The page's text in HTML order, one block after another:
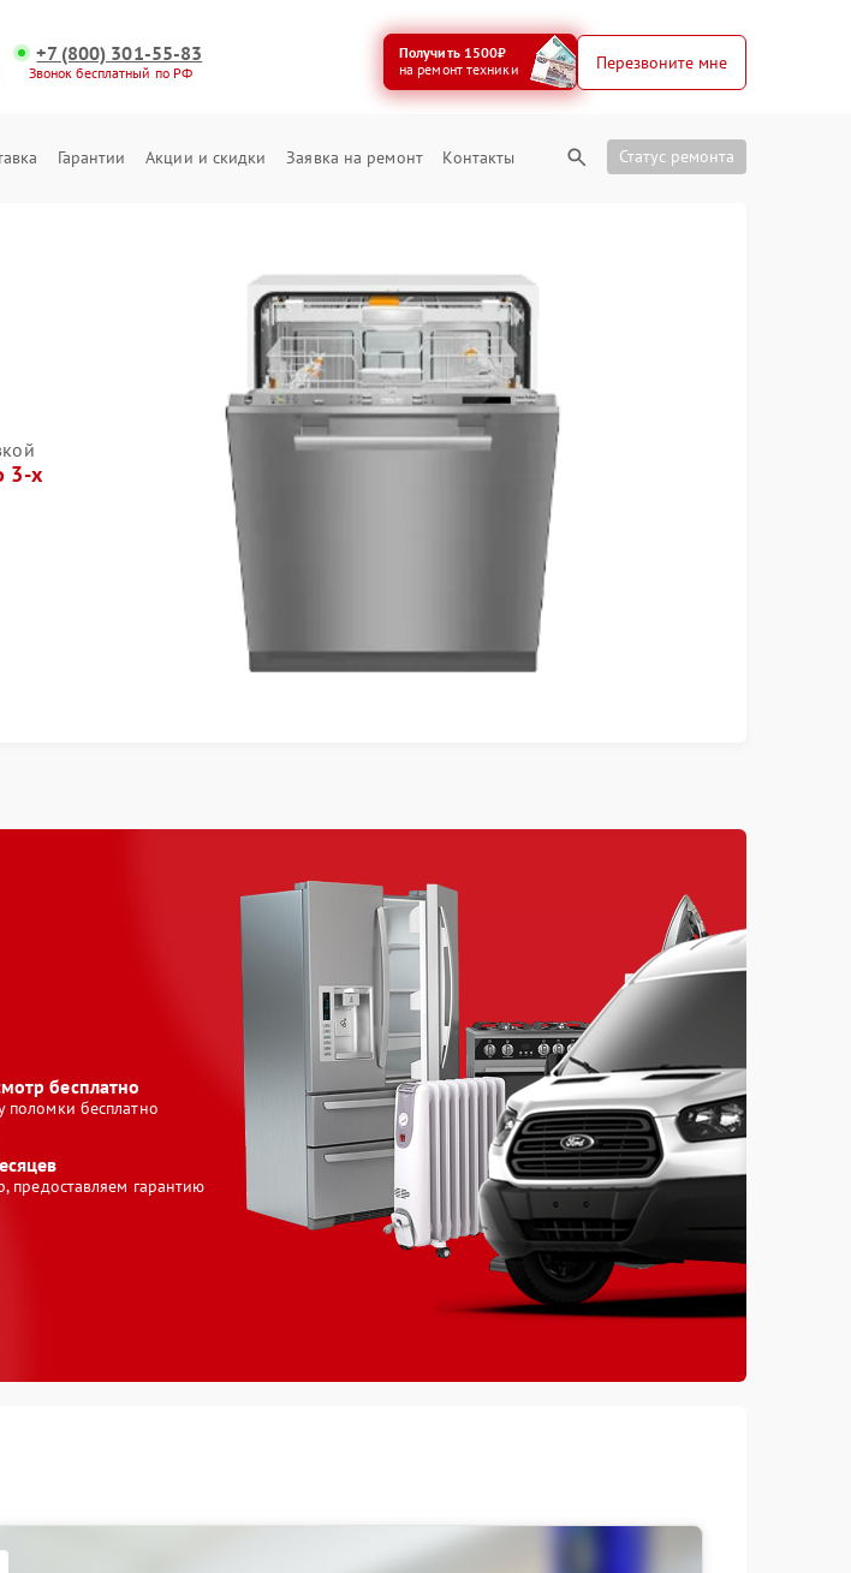
+7 (800) 301-55-83
Звонок бесплатный по РФ
Получить 1500₽
на ремонт техники
Перезвоните мне
Гарантии Акции и скидки Заявка на ремонт Контакты Статус ремонта
3-х
бесплатно
бесплатно
предоставляем гарантию